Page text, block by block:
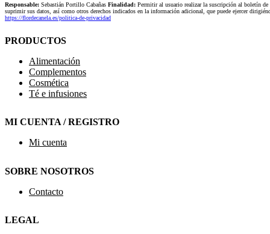
Responsable: Sebastián Portillo Cabañas Finalidad: Permitir al usuario realizar la suscripción al boletín
suprimir sus datos, así como otros derechos indicados en la información adicional, que puede ejercer
https://flordecanela.es/politica-de-privacidad
PRODUCTOS
Alimentación
Complementos
Cosmética
Té e infusiones
MI CUENTA / REGISTRO
Mi cuenta
SOBRE NOSOTROS
Contacto
LEGAL